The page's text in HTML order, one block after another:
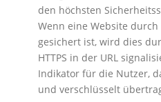
den höchsten
Wenn eine Website durch
gesichert ist, wird dies
HTTPS in der URL
Indikator für die Nutzer,
und verschlüsselt